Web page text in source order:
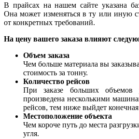
В прайсах на нашем сайте указана
Она может изменяться в ту или иную
от конкретных требований.
На цену вашего заказа влияют
Объем заказа
Чем больше материала вы
стоимость за тонну.
Количество рейсов
При заказе больших объемов
произведена несколькими
рейсов, тем ниже выйдет
Местоположение объекта
Чем короче путь до места
угля.